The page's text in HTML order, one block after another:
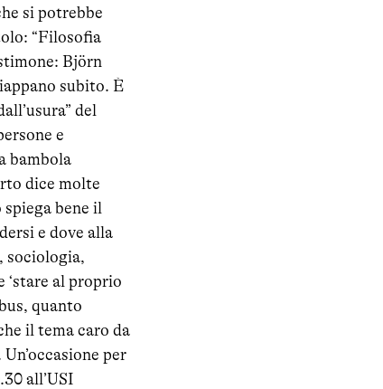
si potrebbe
“Filosofia
Björn
subito. È
del
e
bambola
dice molte
bene il
e dove alla
sociologia,
‘stare al proprio
quanto
il tema caro da
per
all’USI